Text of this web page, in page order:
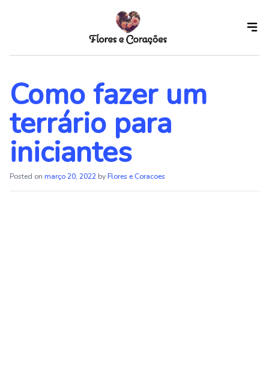
content
Como fazer um
terrário para
iniciantes
Posted on março 20, 2022 byFlores e Coracoes